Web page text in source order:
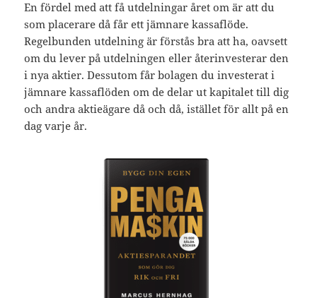
En fördel med att få utdelningar året om är att du
som placerare då får ett jämnare kassaflöde.
Regelbunden utdelning är förstås bra att ha, oavsett
om du lever på utdelningen eller återinvesterar den
i nya aktier. Dessutom får bolagen du investerat i
jämnare kassaflöden om de delar ut kapitalet till dig
och andra aktieägare då och då, istället för allt på en
dag varje år.